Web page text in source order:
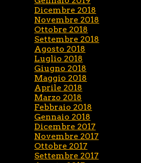
Dicembre 2018
Novembre 2018
Ottobre 2018
Settembre 2018
Agosto 2018
Luglio 2018
Giugno 2018
Maggio 2018
Aprile 2018
Marzo 2018
Febbraio 2018
Gennaio 2018
Dicembre 2017
Novembre 2017
Ottobre 2017
Settembre 2017